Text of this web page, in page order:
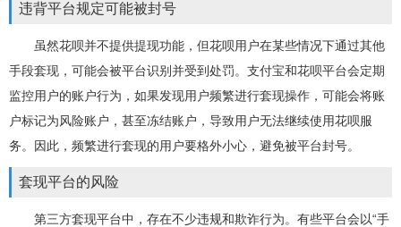
违背平台规定可能被封号
虽然花呗并不提供提现功能，但花呗用户在某些情况下通过其他
手段套现，可能会被平台识别并受到处罚。支付宝和花呗平台会定期
监控用户的账户行为，如果发现用户频繁进行套现操作，可能会将账
户标记为风险账户，甚至冻结账户，导致用户无法继续使用花呗服
务。因此，频繁进行套现的用户要格外小心，避免被平台封号。
套现平台的风险
第三方套现平台中，存在不少违规和欺诈行为。有些平台会以“手